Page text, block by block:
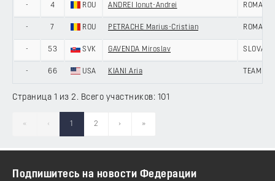
- 4 ROU ANDREI Ionut-Andrei ROMANIA
- 7 ROU PETRACHE Marius-Cristian ROMANIA
- 53 SVK GAVENDA Miroslav
- 66 USA KIANI Aria TEAM
Страница 1 из 2. Всего участников: 101
« ‹ 1 2 › »
Подпишитесь на новости Федерации